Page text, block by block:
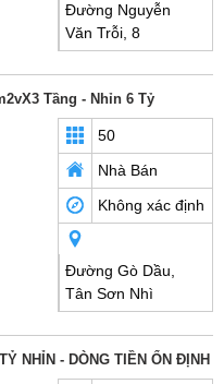
Đường Nguyễn
Văn Trỗi, 8
Tầng - Nhỉn 6 Tỷ
50
Nhà Bán
Không xác định
Đường Gò Dầu,
Tân Sơn Nhì
NHỈN - DÒNG TIỀN ỔN ĐỊNH